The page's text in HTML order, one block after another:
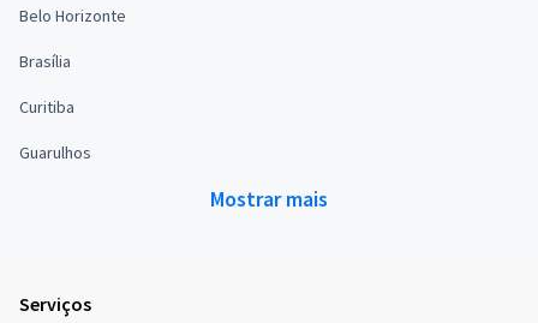
Belo Horizonte
Brasília
Curitiba
Guarulhos
Mostrar mais
Serviços